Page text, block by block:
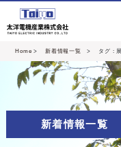
Home >新着情報一覧 > タグ : 展
新着情報一覧